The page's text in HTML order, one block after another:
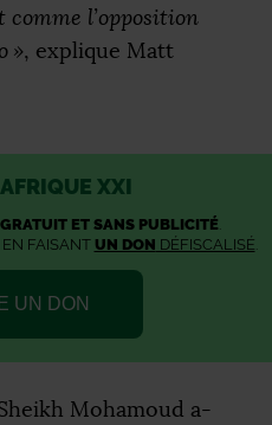
comme l’opposition
», explique Matt
XXI
GRATUIT ET SANS PUBLICITÉ.
EN FAISANT UN DON DÉFISCALISÉ
UN DON
Mohamoud a-